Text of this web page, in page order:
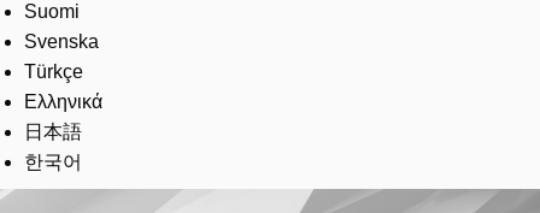
Suomi
Svenska
Türkçe
Ελληνικά
日本語
한국어